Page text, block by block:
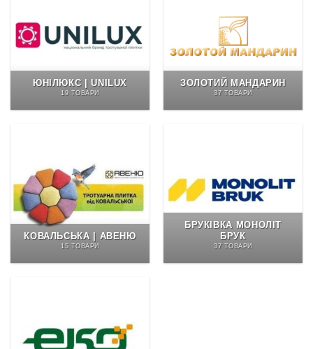
ЮНІЛЮКС | UNILUX
19 ТОВАРИ
ЗОЛОТИЙ МАНДАРИН
37 ТОВАРИ
КОВАЛЬСЬКА | АВЕНЮ
15 ТОВАРИ
БРУКІВКА МОНОЛІТ
БРУК
37 ТОВАРИ